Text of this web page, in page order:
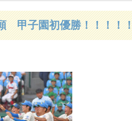
甲子園初優勝！！！！